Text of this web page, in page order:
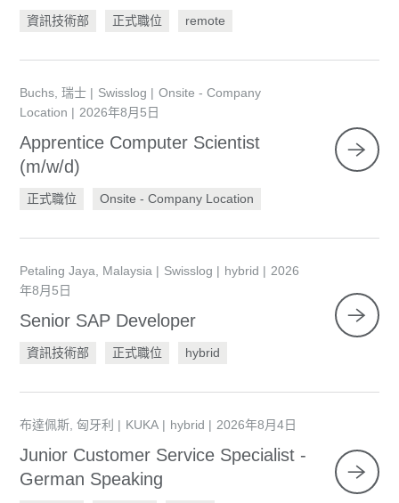
資訊技術部 正式職位 remote
Buchs, 瑞士 Swisslog
Onsite - Company
Location
2026年8月5日
Apprentice Computer Scientist
(m/w/d)
正式職位 Onsite - Company Location
Petaling Jaya, Malaysia Swisslog hybrid
2026
年8月5日
Senior SAP Developer
資訊技術部 正式職位 hybrid
布達佩斯, 匈牙利 KUKA hybrid 2026年8月4日
Junior Customer Service Specialist -
German Speaking